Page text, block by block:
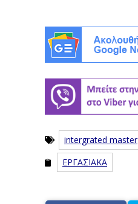
intergrated master
ΕΡΓΑΣΙΑΚΑ